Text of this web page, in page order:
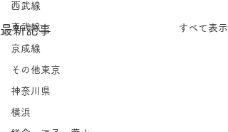
西武線
東武線
京成線
その他東京
神奈川県
横浜
最新記事 すべて表示